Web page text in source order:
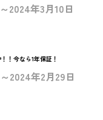
2024年3月10日
！今なら1年保証！
2024年2月29日